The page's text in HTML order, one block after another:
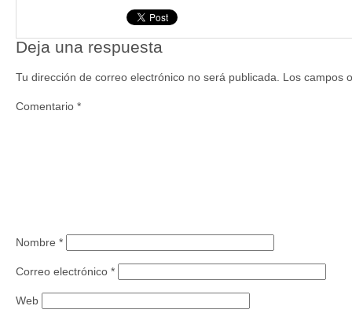
Deja una respuesta
Tu dirección de correo electrónico no será publicada. Los campos
Comentario *
Nombre *
Correo electrónico *
Web